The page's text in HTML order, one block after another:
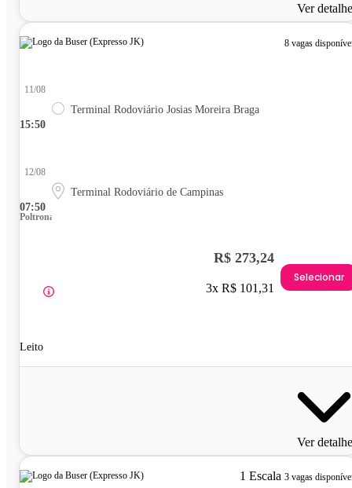
Ver
8 vagas
15:50
11/08
Terminal Rodoviário Josias Moreira Braga
07:50
12/08
Terminal Rodoviário de Campinas
Poltrona
Leito
R$ 273,24
3x R$ 101,31
Selecionar
Ver
1 Escala 3 vagas